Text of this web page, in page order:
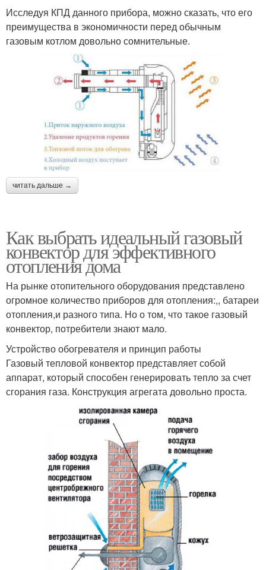
Исследуя КПД данного прибора, можно сказать, что его
преимущества в экономичности перед обычным
газовым котлом довольно сомнительные.
читать дальше →
Как выбрать идеальный газовый
конвектор для эффективного
отопления дома
На рынке отопительного оборудования представлено
огромное количество приборов для отопления:,, батареи
отопления,и разного типа. Но о том, что такое газовый
конвектор, потребители знают мало.
Устройство обогревателя и принцип работы
Газовый тепловой конвектор представляет собой
аппарат, который способен генерировать тепло за счет
сгорания газа. Конструкция агрегата довольно проста.